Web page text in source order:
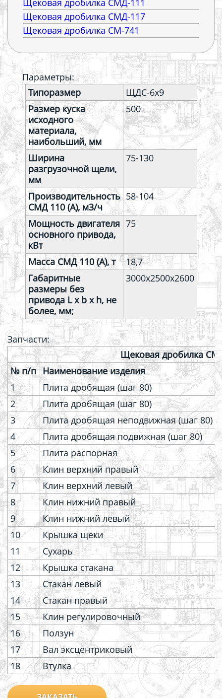
Щековая дробилка СМД-111
Щековая дробилка СМД-117
Щековая дробилка СМ-741
Параметры:
Типоразмер
ЩДС-6х9
Размер куска
исходного
материала,
наибольший, мм
500
Ширина
разгрузочной щели,
мм
75-130
Производительность
СМД 110 (А), м3/ч
58-104
Мощность двигателя
основного привода,
кВт
75
Масса СМД 110 (А), т
18,7
Габаритные
размеры без
привода L x b x h, не
более, мм;
3000х2500х2600
Запчасти:
Щековая дробилка
№ п/п Наименование изделия
1
Плита дробящая (шаг 80)
2
Плита дробящая (шаг 80)
3
Плита дробящая неподвижная (шаг 80)
4
Плита дробящая подвижная (шаг 80)
5
Плита распорная
6
Клин верхний правый
7
Клин верхний левый
8
Клин нижний правый
9
Клин нижний левый
10
Крышка щеки
11
Сухарь
12
Крышка стакана
13
Стакан левый
14
Стакан правый
15
Клин регулировочный
16
Ползун
17
Вал эксцентриковый
18
Втулка